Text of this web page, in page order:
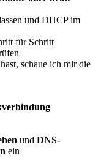
und DHCP im
für Schritt
schaue ich mir die
und DNS-
ein